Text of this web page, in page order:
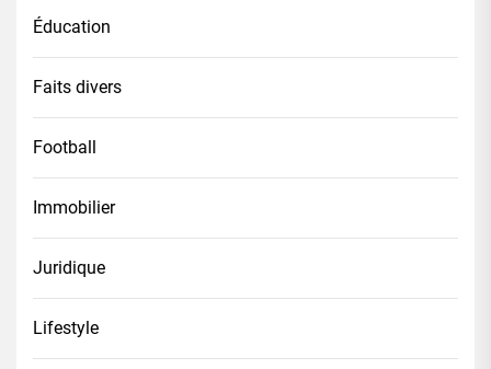
Éducation
Faits divers
Football
Immobilier
Juridique
Lifestyle